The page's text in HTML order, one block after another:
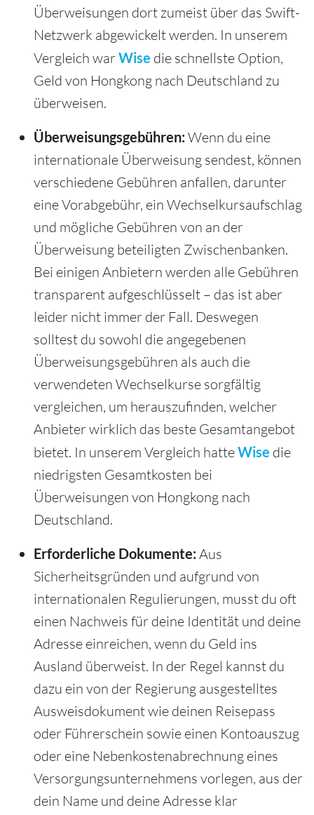
Überweisungen dort zumeist über das Swift-
Netzwerk abgewickelt werden. In unserem
Vergleich warWise die schnellste Option,
Geld von Hongkong nach Deutschland zu
überweisen.
Überweisungsgebühren: Wenn du eine
internationale Überweisung sendest, können
verschiedene Gebühren anfallen, darunter
eine Vorabgebühr, ein Wechselkursaufschlag
und mögliche Gebühren von an der
Überweisung beteiligten Zwischenbanken.
Bei einigen Anbietern werden alle Gebühren
transparent aufgeschlüsselt – das ist aber
leider nicht immer der Fall. Deswegen
solltest du sowohl die angegebenen
Überweisungsgebühren als auch die
verwendeten Wechselkurse sorgfältig
vergleichen, um herauszufinden, welcher
Anbieter wirklich das beste Gesamtangebot
bietet. In unserem Vergleich hatteWise die
niedrigsten Gesamtkosten bei
Überweisungen von Hongkong nach
Deutschland.
Erforderliche Dokumente: Aus
Sicherheitsgründen und aufgrund von
internationalen Regulierungen, musst du oft
einen Nachweis für deine Identität und deine
Adresse einreichen, wenn du Geld ins
Ausland überweist. In der Regel kannst du
dazu ein von der Regierung ausgestelltes
Ausweisdokument wie deinen Reisepass
oder Führerschein sowie einen Kontoauszug
oder eine Nebenkostenabrechnung eines
Versorgungsunternehmens vorlegen, aus der
dein Name und deine Adresse klar